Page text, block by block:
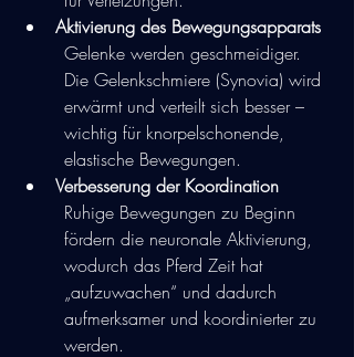
Aktivierung des Bewegungsapparats
Gelenke werden geschmeidiger.
Die Gelenkschmiere (Synovia) wird
erwärmt und verteilt sich besser –
wichtig für knorpelschonende,
elastische Bewegungen.
Verbesserung der Koordination
Ruhige Bewegungen zu Beginn
fördern die neuronale Aktivierung,
wodurch das Pferd Zeit hat
„aufzuwachen“ und dadurch
aufmerksamer und koordinierter zu
werden.